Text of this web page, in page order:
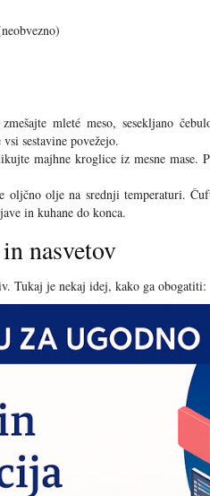
mleté meso, sesekljano
sestavine povežejo.
majhne kroglice iz mesne mase.
oljčno olje na srednji temperaturi.
in kuhane do konca.
nasvetov
Tukaj je nekaj idej, kako ga obogatiti: